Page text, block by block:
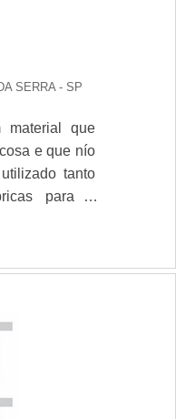
SERRA - SP
que
e que nío
tanto
para o
quanto
consertos
comum do
empregado
de
materiais,
Metal;